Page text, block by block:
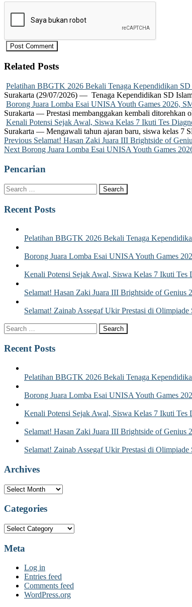
Related Posts
Pelatihan BBGTK 2026 Bekali Tenaga Kependidikan
Surakarta (29/07/2026) — Tenaga Kependidikan SD
Borong Juara Lomba Esai UNISA Youth Games 2026,
Surakarta — Prestasi membanggakan kembali ditorehkan
Kenali Potensi Sejak Awal, Siswa Kelas 7 Ikuti Tes
Surakarta — Mengawali tahun ajaran baru, siswa kelas 7
Post
navigation
Previous Previous
post:
Selamat! Hasan Zaki Juara III Brightside of
Next Next
Borong Juara Lomba Esai UNISA Youth Games
Pencarian
Recent Posts
Pelatihan BBGTK 2026 Bekali Tenaga
Borong Juara Lomba Esai UNISA Youth Games
Kenali Potensi Sejak Awal, Siswa Kelas 7 Ikuti Tes
Selamat! Hasan Zaki Juara III Brightside of Genius
Selamat! Zainab Assegaf Ukir Prestasi di Olimpiade
Recent Posts
Pelatihan BBGTK 2026 Bekali Tenaga
Borong Juara Lomba Esai UNISA Youth Games
Kenali Potensi Sejak Awal, Siswa Kelas 7 Ikuti Tes
Selamat! Hasan Zaki Juara III Brightside of Genius
Selamat! Zainab Assegaf Ukir Prestasi di Olimpiade
Archives
Archives
Categories
Categories
Meta
Log in
Entries feed
Comments feed
WordPress.org